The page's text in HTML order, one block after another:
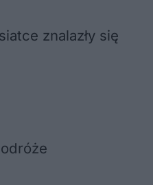
znalazły się